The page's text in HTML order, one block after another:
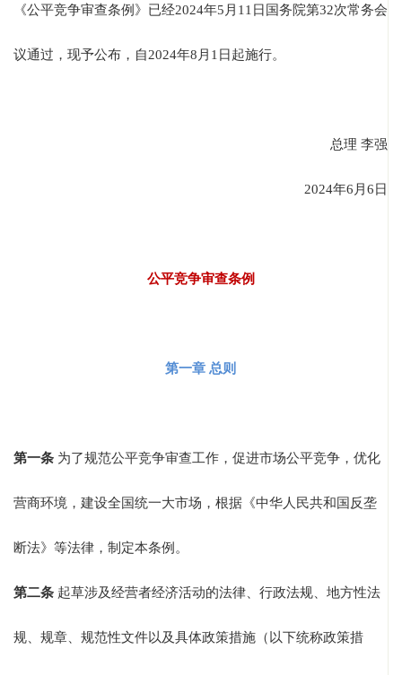
《公平竞争审查条例》已经2024年5月11日国务院第32次常务会
议通过，现予公布，自2024年8月1日起施行。
总理 李强
2024年6月6日
公平竞争审查条例
第一章 总则
第一条 为了规范公平竞争审查工作，促进市场公平竞争，优化
营商环境，建设全国统一大市场，根据《中华人民共和国反垄
断法》等法律，制定本条例。
第二条 起草涉及经营者经济活动的法律、行政法规、地方性法
规、规章、规范性文件以及具体政策措施（以下统称政策措